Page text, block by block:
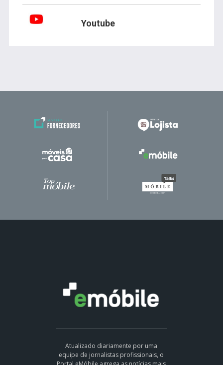
Youtube
Atualizado diariamente por uma
equipe de jornalistas profissionais, o